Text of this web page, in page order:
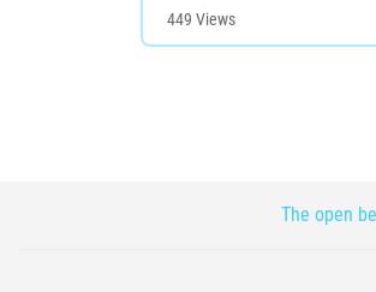
449 Views
The open